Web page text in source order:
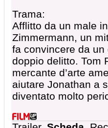
Trama:
Afflitto da un male
Zimmermann, un
fa convincere da
doppio delitto. Tom
mercante d’arte
aiutare Jonathan a
diventato molto